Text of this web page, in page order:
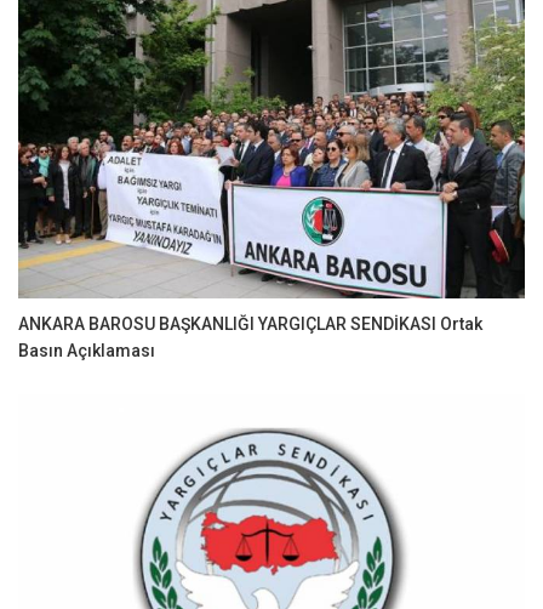
ANKARA BAROSU BAŞKANLIĞI YARGIÇLAR SENDİKASI Ortak
Basın Açıklaması